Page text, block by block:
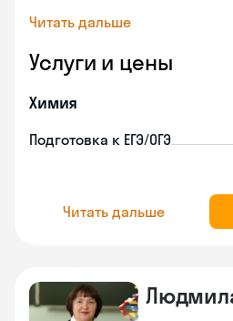
Читать дальше
Услуги и цены
Химия
Подготовка к ЕГЭ/ОГЭ
Читать дальше